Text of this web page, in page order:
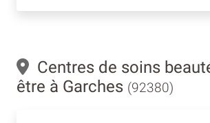
Centres de soins
être à Garches (92380)